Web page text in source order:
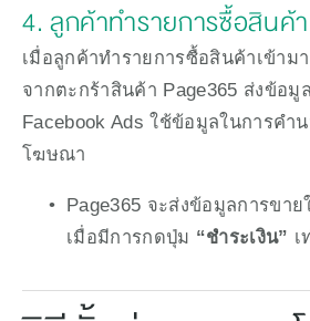
4. ลูกค้าทำรายการซื้อสินค้า
เมื่อลูกค้าทำรายการซื้อสินค้าเข้าม
จากตะกร้าสินค้า Page365 ส่งข้อมู
Facebook Ads ใช้ข้อมูลในการค
โฆษณา
Page365 จะส่งข้อมูลการขาย
เมื่อมีการกดปุ่ม “ชำระเงิน” เ